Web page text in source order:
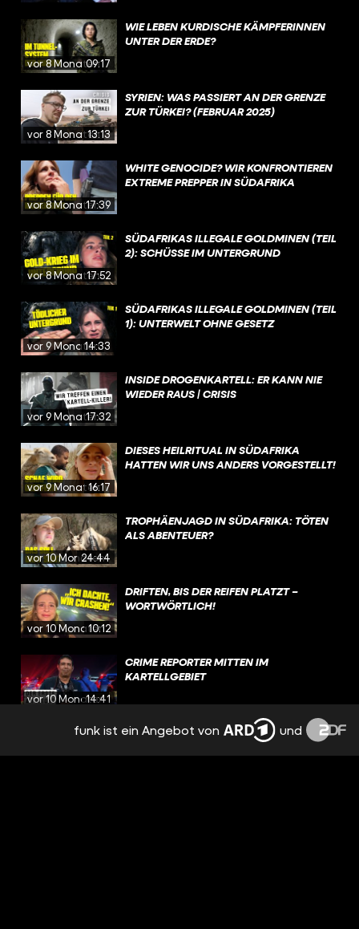
vor 8 Monaten09:17
WIE LEBEN KURDISCHE KÄMPFERINNEN
UNTER DER ERDE?
vor 8 Monaten13:13
SYRIEN: WAS PASSIERT AN DER GRENZE
ZUR TÜRKEI? (FEBRUAR 2025)
vor 8 Monaten
17:39
WHITE GENOCIDE? WIR KONFRONTIEREN
EXTREME PREPPER IN SÜDAFRIKA
vor 8 Monaten17:52
SÜDAFRIKAS ILLEGALE GOLDMINEN (TEIL
2): SCHÜSSE IM UNTERGRUND
vor 9 Monaten
14:33
SÜDAFRIKAS ILLEGALE GOLDMINEN (TEIL
1): UNTERWELT OHNE GESETZ
vor 9 Monaten
17:32
INSIDE DROGENKARTELL: ER KANN NIE
WIEDER RAUS | CRISIS
vor 9 Monaten16:17
DIESES HEILRITUAL IN SÜDAFRIKA
HATTEN WIR UNS ANDERS VORGESTELLT!
vor 10 Monaten
24:44
TROPHÄENJAGD IN SÜDAFRIKA: TÖTEN
ALS ABENTEUER?
vor 10 Monaten
10:12
DRIFTEN, BIS DER REIFEN PLATZT –
WORTWÖRTLICH!
vor 10 Monaten
14:41
CRIME REPORTER MITTEN IM
KARTELLGEBIET
NEUES SYRIEN: WIE GEHT’S DEN
MENSCHEN JETZT? | CRISIS
funk ist ein Angebot von und